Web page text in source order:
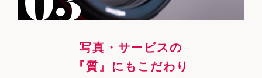
写真・サービスの
『質』にもこだわり